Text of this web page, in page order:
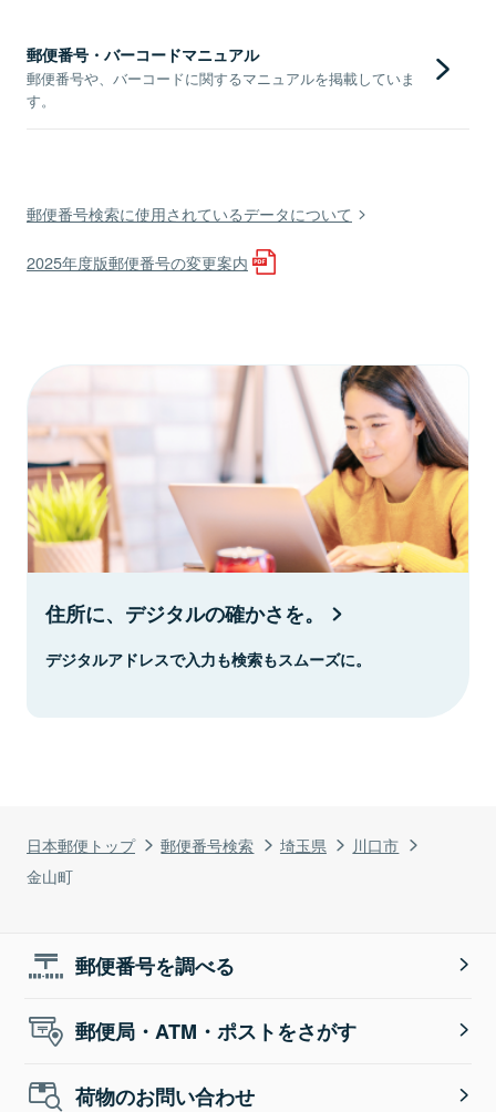
日本郵便トップ 郵便番号検索 埼玉県
川口市
金山町
郵便番号・バーコードマニュアル
郵便番号や、バーコードに関するマニュアルを掲載していま
す。
郵便番号検索に使用されているデータについて
2025年度版郵便番号の変更案内
住所に、デジタルの確かさを。
デジタルアドレスで入力も検索もスムーズに。
郵便番号を調べる
郵便局・ATM・ポストをさがす
荷物のお問い合わせ